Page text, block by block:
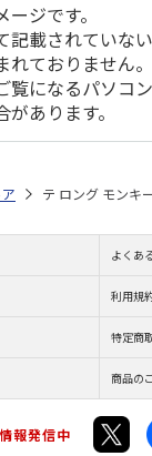
ジです。
記載されていな
ておりません。
覧になるパソコ
あります。
テ ロング モンキ
よくあ
利用規
特定商
商品の
報発信中